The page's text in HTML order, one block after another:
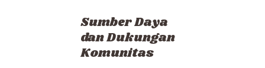
Sumber Daya
dan Dukungan
Komunitas